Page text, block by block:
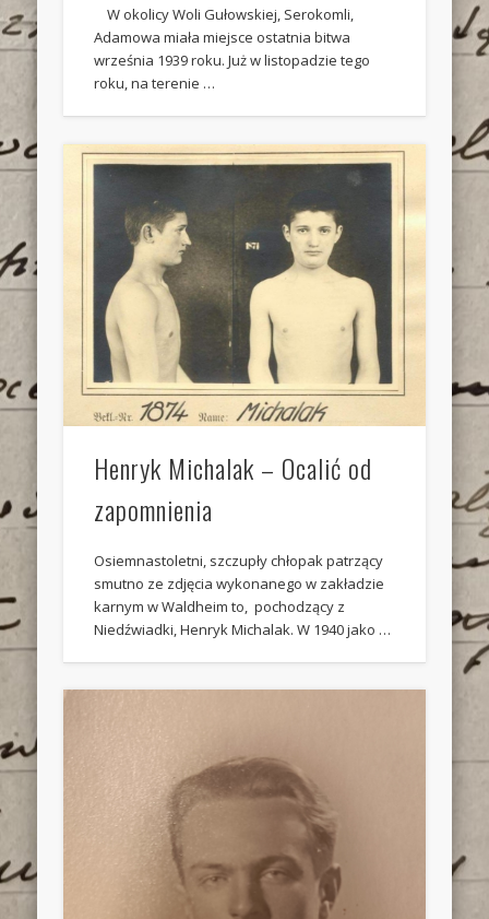
W okolicy Woli Gułowskiej, Serokomli,
Adamowa miała miejsce ostatnia bitwa
września 1939 roku. Już w listopadzie tego
roku, na terenie …
Henryk Michalak – Ocalić od
zapomnienia
Osiemnastoletni, szczupły chłopak patrzący
smutno ze zdjęcia wykonanego w zakładzie
karnym w Waldheim to, pochodzący z
Niedźwiadki, Henryk Michalak. W 1940 jako …